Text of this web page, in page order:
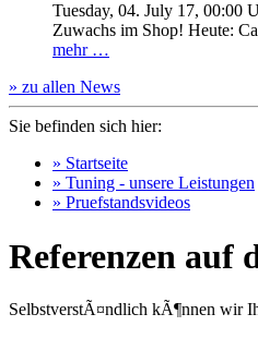
Tuesday, 04. July 17, 00:00
Zuwachs im Shop! Heute:
mehr …
» zu allen News
Sie befinden sich hier:
» Startseite
» Tuning - unsere Leistungen
» Pruefstandsvideos
Referenzen auf
SelbstverstÃ¤ndlich kÃ¶nnen wir